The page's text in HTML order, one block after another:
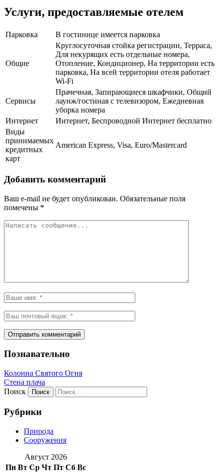
Услуги, предоставляемые отелем
Парковка В гостинице имеется парковка
Общие
Круглосуточная стойка регистрации, Терраса,
Для некурящих есть отдельные номера,
Отопление, Кондиционер, На территории есть
парковка, На всей территории отеля работает
Wi-Fi
Сервисы
Прачечная, Запирающиеся шкафчики, Общий
лаунж/гостиная с телевизором, Ежедневная
уборка номера
Интернет
Интернет, Беспроводной Интернет бесплатно
Виды
принимаемых
кредитных
карт
American Express, Visa, Euro/Mastercard
Добавить комментарий
Ваш e-mail не будет опубликован. Обязательные поля
помечены *
Познавательно
Колонна Святого Огня
Стена плача
Поиск
Рубрики
Природа
Сооружения
Август 2026
Пн Вт Ср Чт Пт Сб Вс